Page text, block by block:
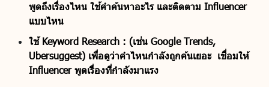
พูดถึงเรื่องไหน ใช้คำค้นหาอะไร และติดตาม Influencer
แบบไหน
ใช้ Keyword Research : (เช่น Google Trends,
Ubersuggest) เพื่อดูว่าคำไหนกำลังถูกค้นเยอะ เชื่อมให้
Influencer พูดเรื่องที่กำลังมาแรง